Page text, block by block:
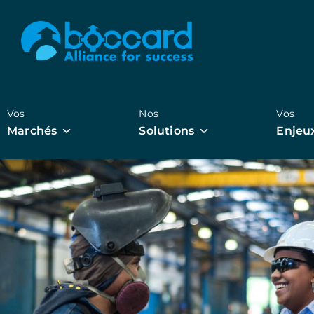
Vos
Marchés
Nos
Solutions
Vos